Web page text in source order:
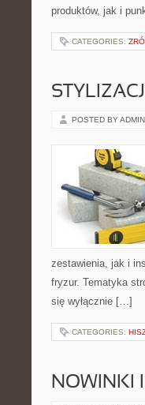
produktów, jak i
CATEGORIES:
POSTED BY ADMIN
zestawienia, jak i
fryzur. Tematyka
się wyłącznie […]
CATEGORIES:
NOWINKI